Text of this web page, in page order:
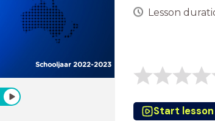
Schooljaar 2022-2023
Lesson
Start lesson